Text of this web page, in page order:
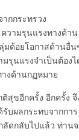
กกระทรวง
วามรุนแรงทางด้าน
มด้อยโอกาสด้านอื่น
รุนแรงจำเป็นต้องไ
งด้านกฏหมาย
สุขอีกครั้ง อีกครั้ง จึ
บผลกระทบจากการ
ลัดกลับไปแล้ว ท่าน